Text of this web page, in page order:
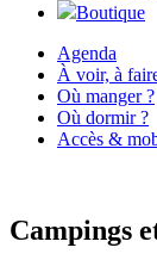
Boutique
Agenda
À voir, à
Où manger ?
Où dormir ?
Accès &
Campings